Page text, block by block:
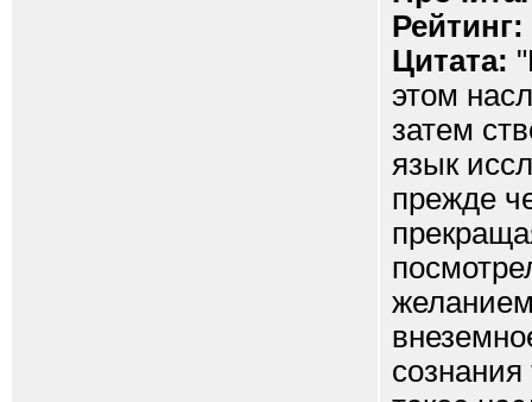
Рейтинг:
Цитата:
этом
затем
язык
прежде
сознания